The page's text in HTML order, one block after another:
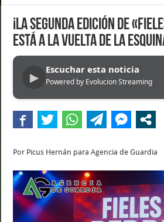
¡La segunda edición de
está a la vuelta de la
▶
Escuchar esta noticia
Powered by Evolucion Streaming
Por Picus Hernán para Agencia de Guardia